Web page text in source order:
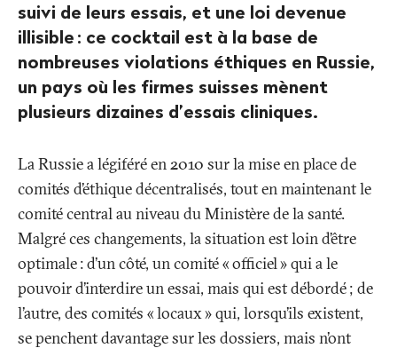
suivi de leurs essais, et une loi devenue
illisible : ce cocktail est à la base de
nombreuses violations éthiques en Russie,
un pays où les firmes suisses mènent
plusieurs dizaines d’essais cliniques.
La Russie a légiféré en 2010 sur la mise en place de
comités d’éthique décentralisés, tout en maintenant le
comité central au niveau du Ministère de la santé.
Malgré ces changements, la situation est loin d’être
optimale: d’un côté, un comité «officiel» qui a le
pouvoir d’interdire un essai, mais qui est débordé; de
l’autre, des comités «locaux» qui, lorsqu’ils existent,
se penchent davantage sur les dossiers, mais n’ont